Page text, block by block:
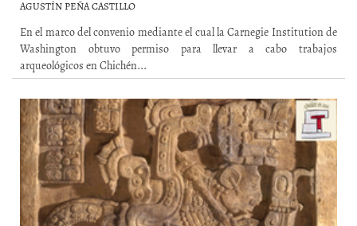
AGUSTÍN PEÑA CASTILLO
En el marco del convenio mediante el cual la Carnegie Institution de
Washington obtuvo permiso para llevar a cabo trabajos
arqueológicos en Chichén...